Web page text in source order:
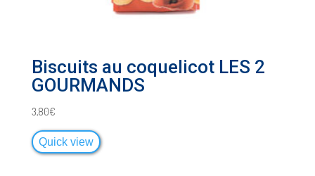
Biscuits au coquelicot LES 2
GOURMANDS
3,80€
Quick view